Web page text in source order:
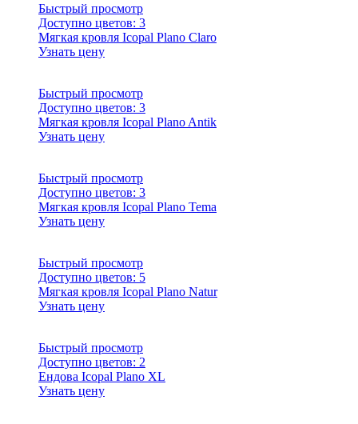
Быстрый просмотр
Доступно цветов: 3
Мягкая кровля Icopal Plano Claro
Узнать цену
Быстрый просмотр
Доступно цветов: 3
Мягкая кровля Icopal Plano Antik
Узнать цену
Быстрый просмотр
Доступно цветов: 3
Мягкая кровля Icopal Plano Tema
Узнать цену
Быстрый просмотр
Доступно цветов: 5
Мягкая кровля Icopal Plano Natur
Узнать цену
Быстрый просмотр
Доступно цветов: 2
Ендова Icopal Plano XL
Узнать цену